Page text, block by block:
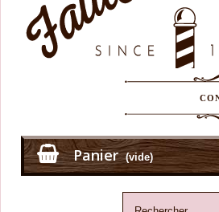
Panier (vide)